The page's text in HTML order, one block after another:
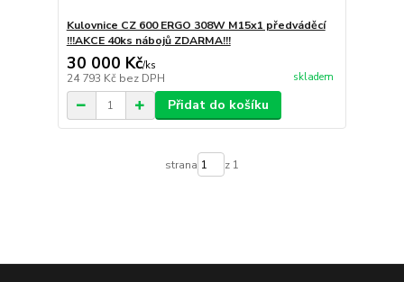
Kulovnice CZ 600 ERGO 308W M15x1 předváděcí
!!!AKCE 40ks nábojů ZDARMA!!!
30 000 Kč/ks
24 793 Kč bez DPH skladem
Přidat do košíku
strana z 1